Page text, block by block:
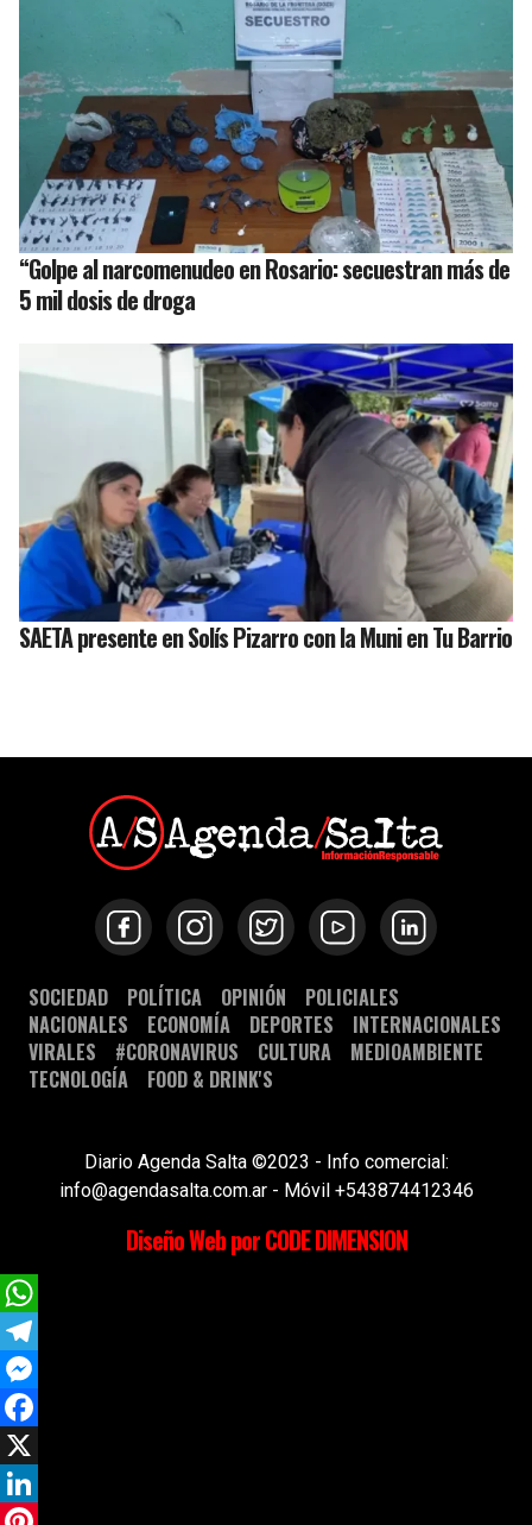
“Golpe al narcomenudeo en Rosario: secuestran más de
5 mil dosis de droga
SAETA presente en Solís Pizarro con la Muni en Tu Barrio
SOCIEDAD POLÍTICA OPINIÓN
POLICIALES
NACIONALES
ECONOMÍA DEPORTES
INTERNACIONALES
VIRALES
#CORONAVIRUS CULTURA
MEDIOAMBIENTE
TECNOLOGÍA
FOOD & DRINK'S
Diario Agenda Salta ©2023 - Info comercial:
info@agendasalta.com.ar - Móvil +543874412346
Diseño Web por CODE DIMENSION
WhatsApp
Telegram
Messenger
Facebook
X
LinkedIn